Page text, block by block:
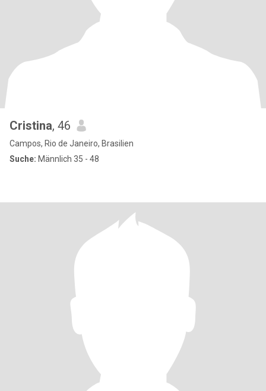
Cristina, 46
Campos, Rio de Janeiro, Brasilien
Suche: Männlich 35 - 48